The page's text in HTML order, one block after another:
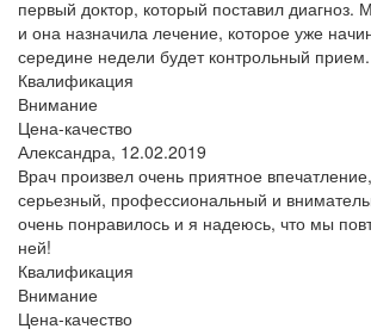
первый доктор, который поставил диагноз.
и она назначила лечение, которое уже
середине недели будет контрольный прием.
Квалификация
Внимание
Цена-качество
Александра, 12.02.2019
Врач произвел очень приятное
серьезный, профессиональный и
очень понравилось и я надеюсь, что мы
ней!
Квалификация
Внимание
Цена-качество